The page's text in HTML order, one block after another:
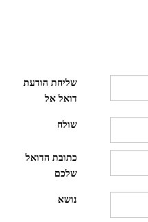
שליחת הודעת
דואל אל
שולח
כתובת הדואל
שלכם
נושא